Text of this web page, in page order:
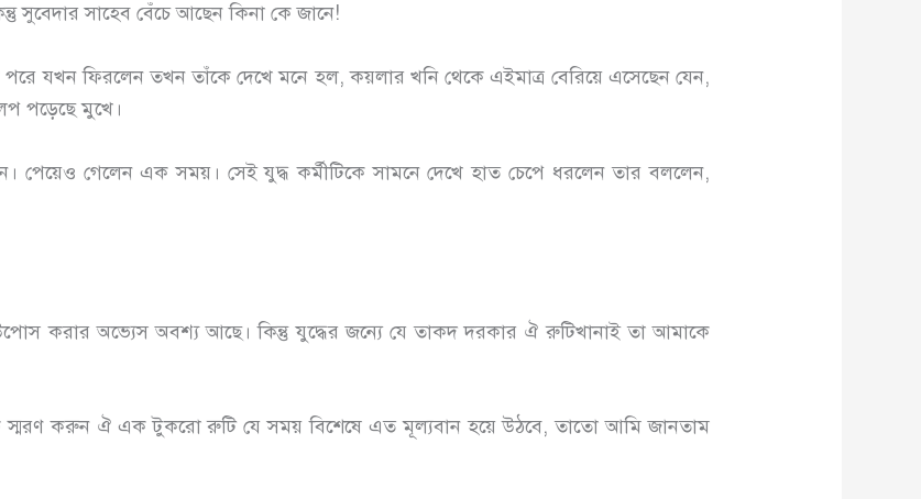
সুবেদার সাহেব বেঁচে আছেন কিনা কে জানে!
যখন ফিরলেন তখন তাঁকে দেখে মনে হল, কয়লার খনি থেকে এইমাত্র বেরিয়ে এসেছেন যেন,
পড়েছে মুখে।
গেলেন এক সময়। সেই যুদ্ধ কর্মীটিকে সামনে দেখে হাত চেপে ধরলেন তার বললেন,
করার অভ্যেস অবশ্য আছে। কিন্তু যুদ্ধের জন্যে যে তাকদ দরকার ঐ রুটিখানাই তা আমাকে
স্মরণ করুন ঐ এক টুকরো রুটি যে সময় বিশেষে এত মূল্যবান হয়ে উঠবে, তাতো আমি জানতাম